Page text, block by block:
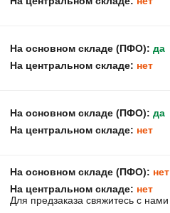
На основном складе (ПФО): да
На центральном складе: нет
На основном складе (ПФО): да
На центральном складе: нет
На основном складе (ПФО): нет
На центральном складе: нет
Для предзаказа свяжитесь с нами